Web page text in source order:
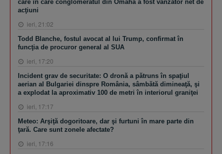
care în care conglomeratul din Omaha a fost vânzător net de
acţiuni
ieri, 21:02
Todd Blanche, fostul avocat al lui Trump, confirmat în
funcţia de procuror general al SUA
ieri, 17:20
Incident grav de securitate: O dronă a pătruns în spaţiul
aerian al Bulgariei dinspre România, sâmbătă dimineaţă, şi
a explodat la aproximativ 100 de metri în interiorul graniţei
ieri, 17:17
Meteo: Arşiţă dogoritoare, dar şi furtuni în mare parte din
ţară. Care sunt zonele afectate?
ieri, 17:16